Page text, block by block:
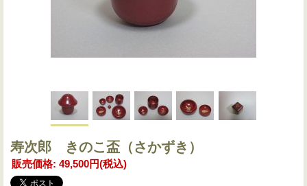
寿次郎 きのこ盃（さかずき）
販売価格: 49,500円(税込)